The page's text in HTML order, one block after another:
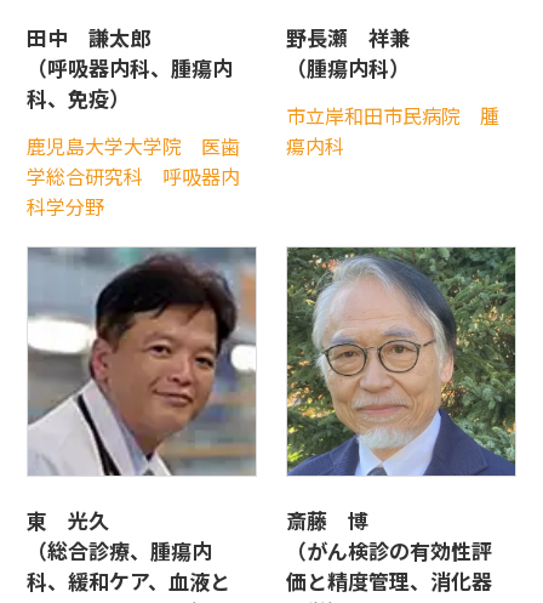
田中 謙太郎
（呼吸器内科、腫瘍内
科、免疫）
鹿児島大学大学院 医歯
学総合研究科 呼吸器内
科学分野
野長瀬 祥兼
（腫瘍内科）
市立岸和田市民病院 腫
瘍内科
東 光久
（総合診療、腫瘍内
科、緩和ケア、血液と
斎藤 博
（がん検診の有効性評
価と精度管理、消化器